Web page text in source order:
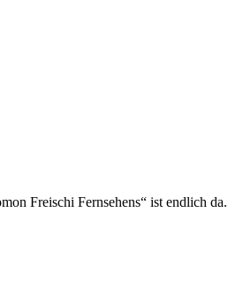
Freischi Fernsehens“ ist endlich